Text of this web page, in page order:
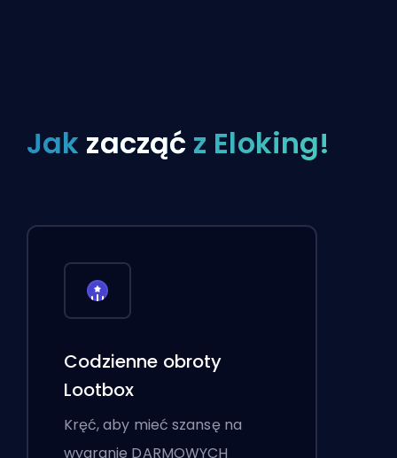
Jak zacząć z Eloking!
Codzienne obroty
Lootbox
Kręć, aby mieć szansę na
wygranie DARMOWYCH